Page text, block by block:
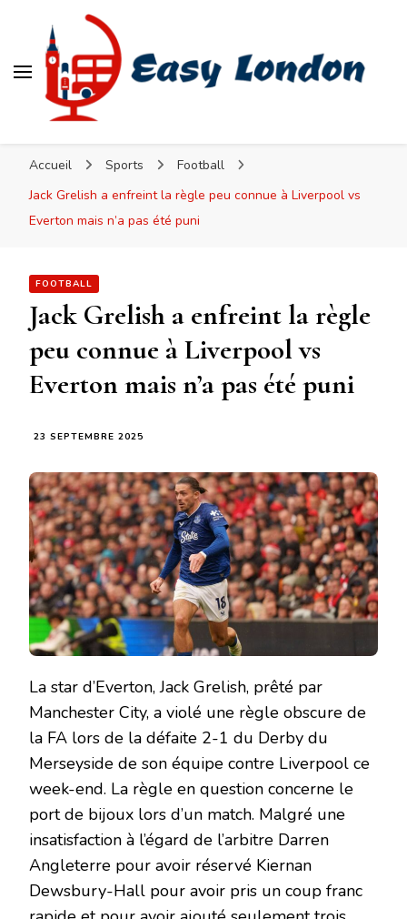
Accueil Sports
Football
Jack Grelish a enfreint la règle peu connue à Liverpool vs
Everton mais n’a pas été puni
FOOTBALL
Jack Grelish a enfreint la règle
peu connue à Liverpool vs
Everton mais n’a pas été puni
23 SEPTEMBRE 2025
La star d’Everton, Jack Grelish, prêté par
Manchester City, a violé une règle obscure de
la FA lors de la défaite 2-1 du Derby du
Merseyside de son équipe contre Liverpool ce
week-end. La règle en question concerne le
port de bijoux lors d’un match. Malgré une
insatisfaction à l’égard de l’arbitre Darren
Angleterre pour avoir réservé Kiernan
Dewsbury-Hall pour avoir pris un coup franc